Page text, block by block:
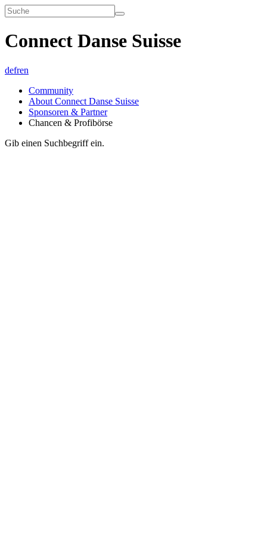
Connect Danse Suisse
defren
Community
About Connect Danse Suisse
Sponsoren & Partner
Chancen & Profibörse
Gib einen Suchbegriff ein.